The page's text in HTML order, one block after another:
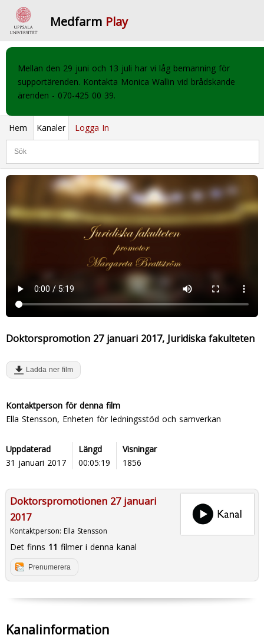
Medfarm Play
Mellan den 29 juni och 13 juli har vi låg bemanning för
supportärenden. Kontakta Monica Wallin vid brådskande
ärenden - 070-425 00 39.
Hem Kanaler Logga In
Doktorspromotion 27 januari 2017, Juridiska fakulteten
Ladda ner film
Kontaktperson för denna film
Ella Stensson, Enheten för ledningsstöd och samverkan
Uppdaterad
31 januari 2017
Längd
00:05:19
Visningar
1856
Doktorspromotionen 27 januari
2017
Kontaktperson: Ella Stensson
Det finns 11 filmer i denna kanal
Prenumerera
Kanalinformation